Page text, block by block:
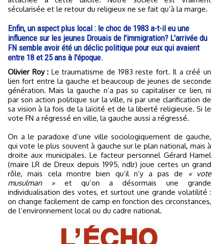
sécularisée et le retour du religieux ne se fait qu’à la marge.
Enfin, un aspect plus local : le choc de 1983 a-t-il eu une
influence sur les jeunes Drouais de l'immigration? L'arrivée du
FN semble avoir été un déclic politique pour eux qui avaient
entre 18 et 25 ans à l'époque.
Olivier Roy : Le traumatisme de 1983 reste fort. Il a créé un
lien fort entre la gauche et beaucoup de jeunes de seconde
génération. Mais la gauche n’a pas su capitaliser ce lien, ni
par son action politique sur la ville, ni par une clarification de
sa vision à la fois de la laïcité et de la liberté religieuse. Si le
vote FN a régressé en ville, la gauche aussi a régressé.
On a le paradoxe d’une ville sociologiquement de gauche,
qui vote le plus souvent à gauche sur le plan national, mais à
droite aux municipales. Le facteur personnel Gérard Hamel
(maire LR de Dreux depuis 1995, ndlr) joue certes un grand
rôle, mais cela montre bien qu’il n’y a pas de
« vote
musulman »et qu’on a désormais une grande
individualisation des votes, et surtout une grande volatilité :
on change facilement de camp en fonction des circonstances,
de l’environnement local ou du cadre national.